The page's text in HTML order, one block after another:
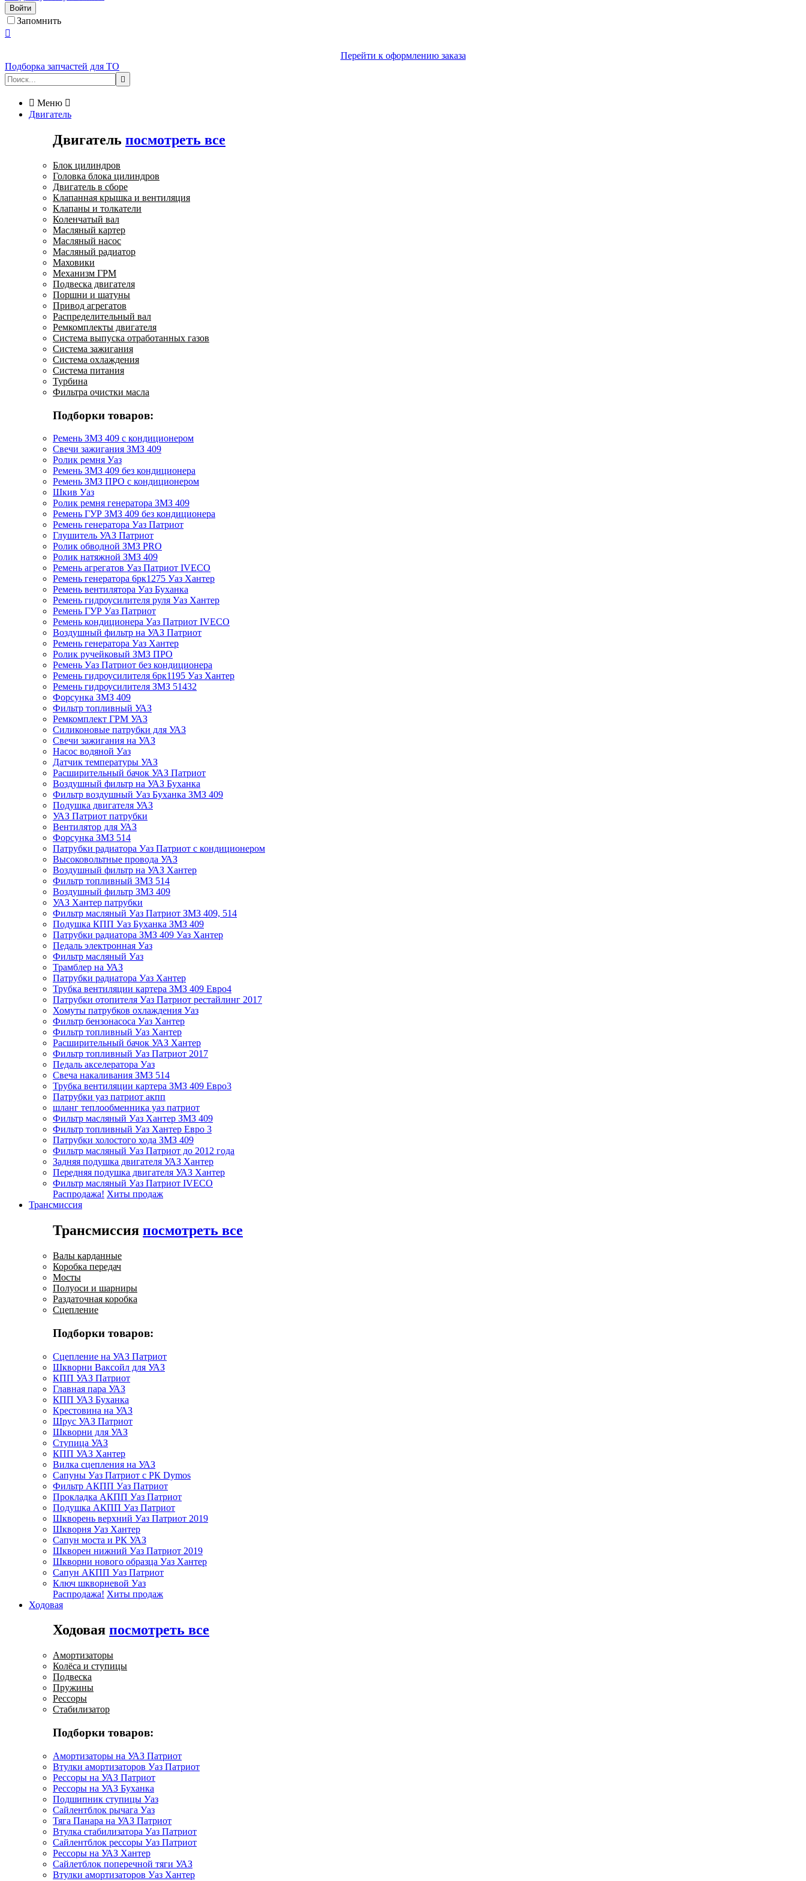
Войти
Запомнить

Перейти к оформлению заказа
Подборка запчастей для ТО

 Меню 
Двигатель
Двигатель посмотреть все
Блок цилиндров
Головка блока цилиндров
Двигатель в сборе
Клапанная крышка и вентиляция
Клапаны и толкатели
Коленчатый вал
Масляный картер
Масляный насос
Масляный радиатор
Маховики
Механизм ГРМ
Подвеска двигателя
Поршни и шатуны
Привод агрегатов
Распределительный вал
Ремкомплекты двигателя
Система выпуска отработанных газов
Система зажигания
Система охлаждения
Система питания
Турбина
Фильтра очистки масла
Подборки товаров:
Ремень ЗМЗ 409 с кондиционером
Свечи зажигания ЗМЗ 409
Ролик ремня Уаз
Ремень ЗМЗ 409 без кондиционера
Ремень ЗМЗ ПРО с кондиционером
Шкив Уаз
Ролик ремня генератора ЗМЗ 409
Ремень ГУР ЗМЗ 409 без кондиционера
Ремень генератора Уаз Патриот
Глушитель УАЗ Патриот
Ролик обводной ЗМЗ PRO
Ролик натяжной ЗМЗ 409
Ремень агрегатов Уаз Патриот IVECO
Ремень генератора 6рк1275 Уаз Хантер
Ремень вентилятора Уаз Буханка
Ремень гидроусилителя руля Уаз Хантер
Ремень ГУР Уаз Патриот
Ремень кондиционера Уаз Патриот IVECO
Воздушный фильтр на УАЗ Патриот
Ремень генератора Уаз Хантер
Ролик ручейковый ЗМЗ ПРО
Ремень Уаз Патриот без кондиционера
Ремень гидроусилителя 6рк1195 Уаз Хантер
Ремень гидроусилителя ЗМЗ 51432
Форсунка ЗМЗ 409
Фильтр топливный УАЗ
Ремкомплект ГРМ УАЗ
Силиконовые патрубки для УАЗ
Свечи зажигания на УАЗ
Насос водяной Уаз
Датчик температуры УАЗ
Расширительный бачок УАЗ Патриот
Воздушный фильтр на УАЗ Буханка
Фильтр воздушный Уаз Буханка ЗМЗ 409
Подушка двигателя УАЗ
УАЗ Патриот патрубки
Вентилятор для УАЗ
Форсунка ЗМЗ 514
Патрубки радиатора Уаз Патриот с кондиционером
Высоковольтные провода УАЗ
Воздушный фильтр на УАЗ Хантер
Фильтр топливный ЗМЗ 514
Воздушный фильтр ЗМЗ 409
УАЗ Хантер патрубки
Фильтр масляный Уаз Патриот ЗМЗ 409, 514
Подушка КПП Уаз Буханка ЗМЗ 409
Патрубки радиатора ЗМЗ 409 Уаз Хантер
Педаль электронная Уаз
Фильтр масляный Уаз
Трамблер на УАЗ
Патрубки радиатора Уаз Хантер
Трубка вентиляции картера ЗМЗ 409 Евро4
Патрубки отопителя Уаз Патриот рестайлинг 2017
Хомуты патрубков охлаждения Уаз
Фильтр бензонасоса Уаз Хантер
Фильтр топливный Уаз Хантер
Расширительный бачок УАЗ Хантер
Фильтр топливный Уаз Патриот 2017
Педаль акселератора Уаз
Свеча накаливания ЗМЗ 514
Трубка вентиляции картера ЗМЗ 409 Евро3
Патрубки уаз патриот акпп
шланг теплообменника уаз патриот
Фильтр масляный Уаз Хантер ЗМЗ 409
Фильтр топливный Уаз Хантер Евро 3
Патрубки холостого хода ЗМЗ 409
Фильтр масляный Уаз Патриот до 2012 года
Задняя подушка двигателя УАЗ Хантер
Передняя подушка двигателя УАЗ Хантер
Фильтр масляный Уаз Патриот IVECO
Распродажа! Хиты продаж
Трансмиссия
Трансмиссия посмотреть все
Валы карданные
Коробка передач
Мосты
Полуоси и шарниры
Раздаточная коробка
Сцепление
Подборки товаров:
Сцепление на УАЗ Патриот
Шкворни Ваксойл для УАЗ
КПП УАЗ Патриот
Главная пара УАЗ
КПП УАЗ Буханка
Крестовина на УАЗ
Шрус УАЗ Патриот
Шкворни для УАЗ
Ступица УАЗ
КПП УАЗ Хантер
Вилка сцепления на УАЗ
Сапуны Уаз Патриот с РК Dymos
Фильтр АКПП Уаз Патриот
Прокладка АКПП Уаз Патриот
Подушка АКПП Уаз Патриот
Шкворень верхний Уаз Патриот 2019
Шкворня Уаз Хантер
Сапун моста и РК УАЗ
Шкворен нижний Уаз Патриот 2019
Шкворни нового образца Уаз Хантер
Сапун АКПП Уаз Патриот
Ключ шкворневой Уаз
Распродажа! Хиты продаж
Ходовая
Ходовая посмотреть все
Амортизаторы
Колёса и ступицы
Подвеска
Пружины
Рессоры
Стабилизатор
Подборки товаров:
Амортизаторы на УАЗ Патриот
Втулки амортизаторов Уаз Патриот
Рессоры на УАЗ Патриот
Рессоры на УАЗ Буханка
Подшипник ступицы Уаз
Сайлентблок рычага Уаз
Тяга Панара на УАЗ Патриот
Втулка стабилизатора Уаз Патриот
Сайлентблок рессоры Уаз Патриот
Рессоры на УАЗ Хантер
Сайлетблок поперечной тяги УАЗ
Втулки амортизаторов Уаз Хантер